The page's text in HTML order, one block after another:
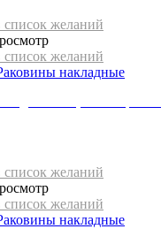
список желаний
список желаний
накладные
список желаний
список желаний
накладные